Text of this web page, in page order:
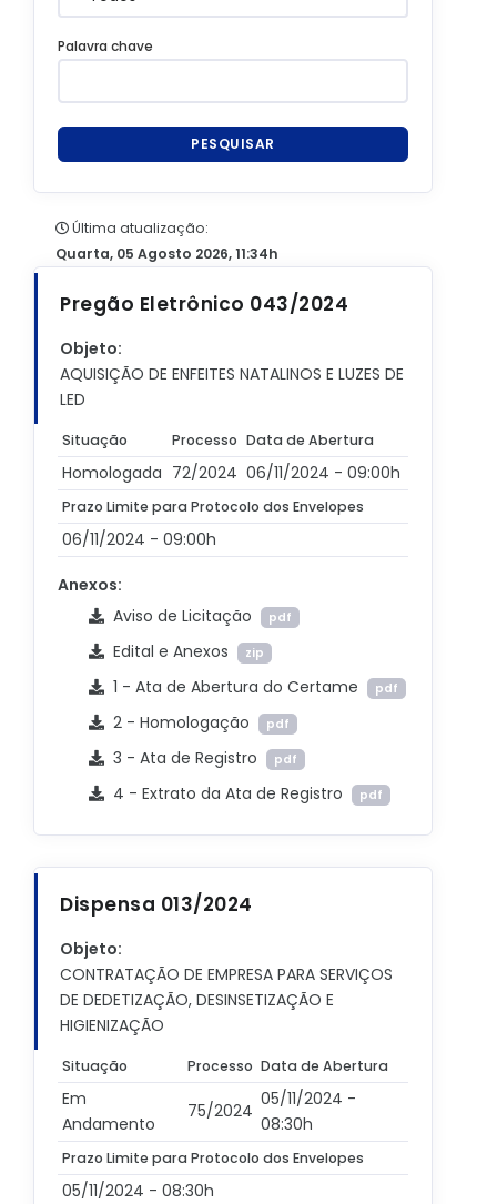
Palavra chave
PESQUISAR
Última atualização:
Quarta, 05 Agosto 2026, 11:34h
Pregão Eletrônico 043/2024
Objeto:
AQUISIÇÃO DE ENFEITES NATALINOS E LUZES DE
LED
Situação Processo Data de Abertura
Homologada 72/2024 06/11/2024 - 09:00h
Prazo Limite para Protocolo dos Envelopes
06/11/2024 - 09:00h
Anexos:
Aviso de Licitação
pdf
Edital e Anexos zip
1 - Ata de Abertura do Certame pdf
2 - Homologação pdf
3 - Ata de Registro pdf
4 - Extrato da Ata de Registro pdf
Dispensa 013/2024
Objeto:
CONTRATAÇÃO DE EMPRESA PARA SERVIÇOS
DE DEDETIZAÇÃO, DESINSETIZAÇÃO E
HIGIENIZAÇÃO
Situação Processo Data de Abertura
Em
Andamento
75/2024
05/11/2024 -
08:30h
Prazo Limite para Protocolo dos Envelopes
05/11/2024 - 08:30h